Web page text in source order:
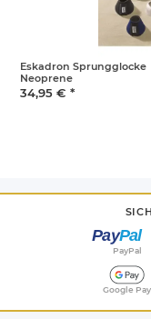
Eskadron Sprungglocke
Neoprene
34,95 € *
PayPal
Google Pay